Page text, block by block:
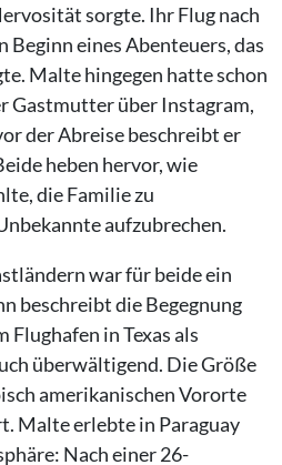
sorgte. Ihr Flug nach
Beginn eines Abenteuers, das
Malte hingegen hatte schon
Gastmutter über Instagram,
der Abreise beschreibt er
heben hervor, wie
die Familie zu
aufzubrechen.
war für beide ein
beschreibt die Begegnung
in Texas als
überwältigend. Die Größe
amerikanischen Vororte
Malte erlebte in Paraguay
Nach einer 26-